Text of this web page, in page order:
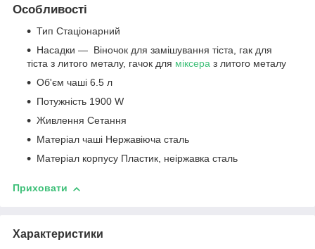
Особливості
Тип Cтаціонарний
Насадки — Віночок для замішування тіста, гак для
тіста з литого металу, гачок для міксера з литого металу
Об'єм чаші 6.5 л
Потужність 1900 W
Живлення Cетання
Матеріал чаші Нержавіюча сталь
Матеріал корпусу Пластик, неіржавка сталь
Приховати
Характеристики